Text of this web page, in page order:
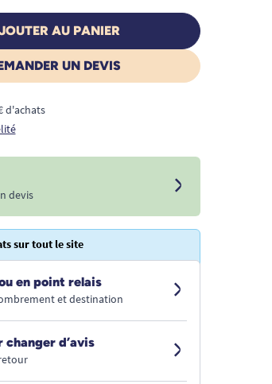
AU PANIER
UN DEVIS
d'achats
devis
sur tout le site
en point relais
et destination
changer d’avis